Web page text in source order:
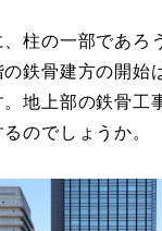
柱の一部であろ
鉄骨建方の開始
地上部の鉄骨工
のでしょうか。